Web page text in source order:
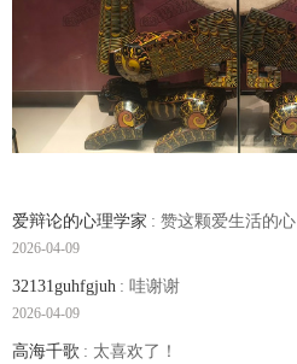
爱辩论的心理学家 : 赞这颗爱生活的心
2026-04-09
32131guhfgjuh : 哇谢谢
2026-04-09
高海千歌 : 太喜欢了！